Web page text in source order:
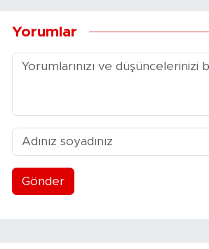
Yorumlar
Gönder